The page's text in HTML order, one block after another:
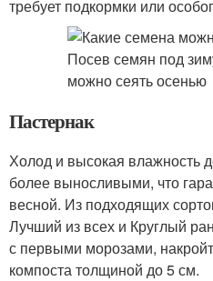
требует подкормки или
Пастернак
Холод и высокая влажность
более выносливыми, что
весной. Из подходящих
Лучший из всех и Круглый
с первыми морозами,
компоста толщиной до 5 см.